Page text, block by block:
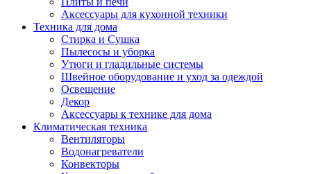
Аксессуары для кухонной техники
Техника для дома
Стирка и Сушка
Пылесосы и уборка
Утюги и гладильные системы
Швейное оборудование и уход за одеждой
Освещение
Декор
Аксессуары к технике для дома
Климатическая техника
Вентиляторы
Водонагреватели
Конвекторы